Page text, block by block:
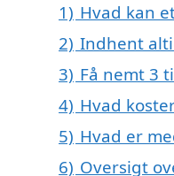
1) Hvad kan
2) Indhent
3) Få nemt 3
4) Hvad
5) Hvad er
6) Oversigt